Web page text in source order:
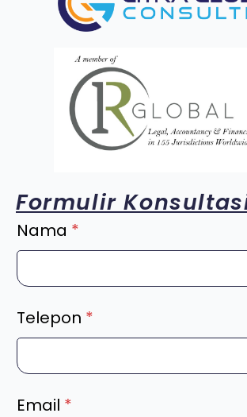
Formulir
Nama *
Telepon *
Email *